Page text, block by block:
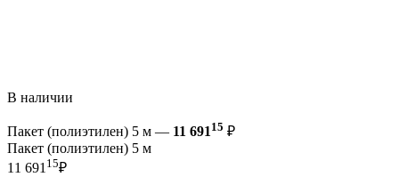
В наличии
Пакет (полиэтилен) 5 м — 11 69115 ₽
Пакет (полиэтилен) 5 м
11 69115₽